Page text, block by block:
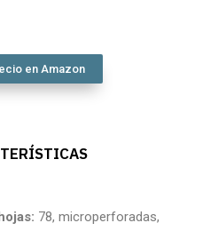
en Amazon
78, microperforadas,